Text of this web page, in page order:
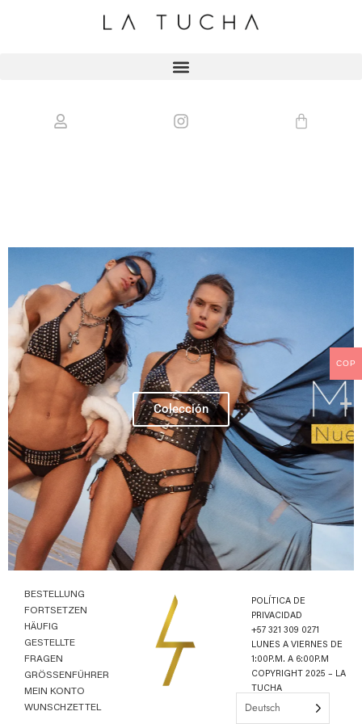
Colección
BESTELLUNG
FORTSETZEN
HÄUFIG
GESTELLTE
FRAGEN
GRÖSSENFÜHRER
MEIN KONTO
WUNSCHZETTEL
POLÍTICA DE
PRIVACIDAD
+57 321 309 0271
LUNES A VIERNES DE
1:00P.M. A 6:00P.M
COPYRIGHT 2025 – LA
TUCHA
COP
Deutsch